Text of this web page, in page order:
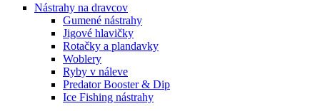
Nástrahy na dravcov
Gumené nástrahy
Jigové hlavičky
Rotačky a plandavky
Woblery
Ryby v náleve
Predator Booster & Dip
Ice Fishing nástrahy